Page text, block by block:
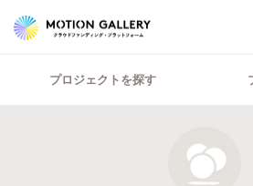
プロジェクトを探す